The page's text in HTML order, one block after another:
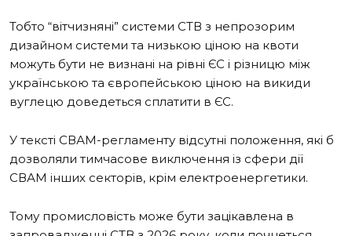
Тобто “вітчизняні” системи СТВ з непрозорим
дизайном системи та низькою ціною на квоти
можуть бути не визнані на рівні ЄС і різницю між
українською та європейською ціною на викиди
вуглецю доведеться сплатити в ЄС.
У тексті СВАМ-регламенту відсутні положення, які б
дозволяли тимчасове виключення із сфери дії
СВАМ інших секторів, крім електроенергетики.
Тому промисловість може бути зацікавлена в